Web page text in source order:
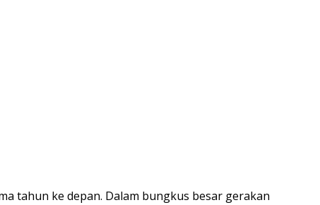
tahun ke depan. Dalam bungkus besar gerakan